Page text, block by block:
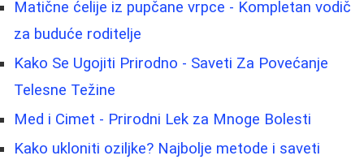
Matične ćelije iz pupčane vrpce - Kompletan vodič
za buduće roditelje
Kako Se Ugojiti Prirodno - Saveti Za Povećanje
Telesne Težine
Med i Cimet - Prirodni Lek za Mnoge Bolesti
Kako ukloniti oziljke? Najbolje metode i saveti